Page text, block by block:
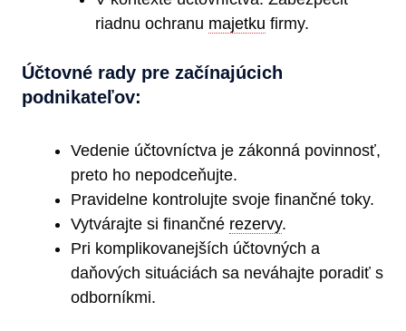
riadnu ochranu majetku firmy.
Účtovné rady pre začínajúcich
podnikateľov:
Vedenie účtovníctva je zákonná povinnosť,
preto ho nepodceňujte.
Pravidelne kontrolujte svoje finančné toky.
Vytvárajte si finančné rezervy.
Pri komplikovanejších účtovných a
daňových situáciách sa neváhajte poradiť s
odborníkmi.